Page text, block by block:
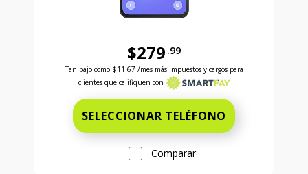
$279 .99
Antes el precio era 279 dollars and 99 cents
Tan bajo como $11.67 /mes más impuestos y cargos para
clientes que califiquen con
SELECCIONAR TELÉFONO
Comparar